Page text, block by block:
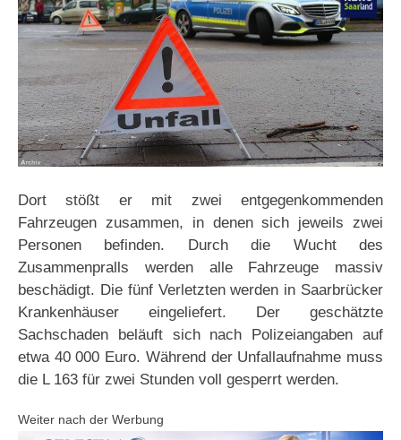
Dort stößt er mit zwei entgegenkommenden
Fahrzeugen zusammen, in denen sich jeweils zwei
Personen befinden. Durch die Wucht des
Zusammenpralls werden alle Fahrzeuge massiv
beschädigt. Die fünf Verletzten werden in Saarbrücker
Krankenhäuser eingeliefert. Der geschätzte
Sachschaden beläuft sich nach Polizeiangaben auf
etwa 40 000 Euro. Während der Unfallaufnahme muss
die L 163 für zwei Stunden voll gesperrt werden.
Weiter nach der Werbung